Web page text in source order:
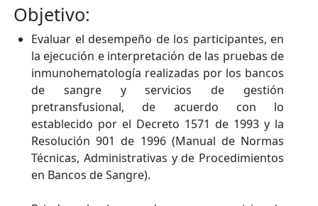
​​​​ Objetivo:
​Evaluar el desempeño de los participantes, en
la ejecución e interpretación de las pruebas de
inmunohematología realizadas por los bancos
de sangre y servicios de gestión
pretransfusional, de acuerdo con lo
establecido por el Decreto 1571 de 1993 y la
Resolución 901 de 1996 (Manual de Normas
Técnicas, Administrativas y de Procedimientos
en Bancos de Sangre).​